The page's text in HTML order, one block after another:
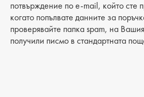
потвърждение по e-mail, който сте
когато попълвате данните за
проверявайте папка spam, на
получили писмо в стандартната